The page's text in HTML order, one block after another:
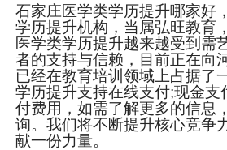
石家庄医学类学历提升哪家好
学历提升机构，当属弘旺教育
医学类学历提升越来越受到需
者的支持与信赖，目前正在向
已经在教育培训领域上占据了
学历提升支持在线支付;现金支
付费用，如需了解更多的信息
询。我们将不断提升核心竞争
献一份力量。